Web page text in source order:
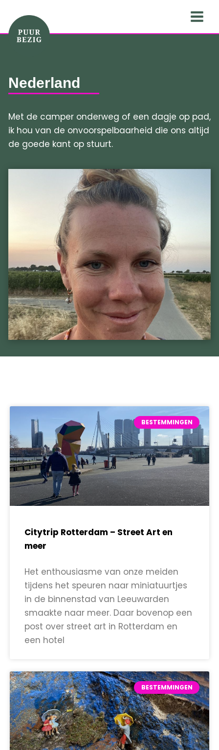
naar
de
Nederland
Met de camper onderweg of een dagje op pad,
ik hou van de onvoorspelbaarheid die ons altijd
de goede kant op stuurt.
BESTEMMINGEN
Citytrip Rotterdam – Street Art en
meer
Het enthousiasme van onze meiden
tijdens het speuren naar miniatuurtjes
in de binnenstad van Leeuwarden
smaakte naar meer. Daar bovenop een
post over street art in Rotterdam en
een hotel
BESTEMMINGEN